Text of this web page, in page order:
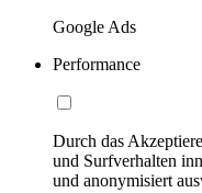
Google Ads
Performance
Durch das
und Surfverhalten
und anonymisiert